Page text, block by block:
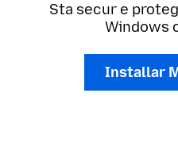
Sta secur e
Windows
Installar